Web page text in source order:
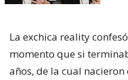
La exchica reality
momento que si
años, de la cual nacieron